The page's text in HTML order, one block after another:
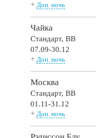
+Доп. ночь
Чайка
Стандарт,BB
07.09-30.12
+Доп. ночь
Москва
Стандарт,BB
01.11-31.12
+Доп. ночь